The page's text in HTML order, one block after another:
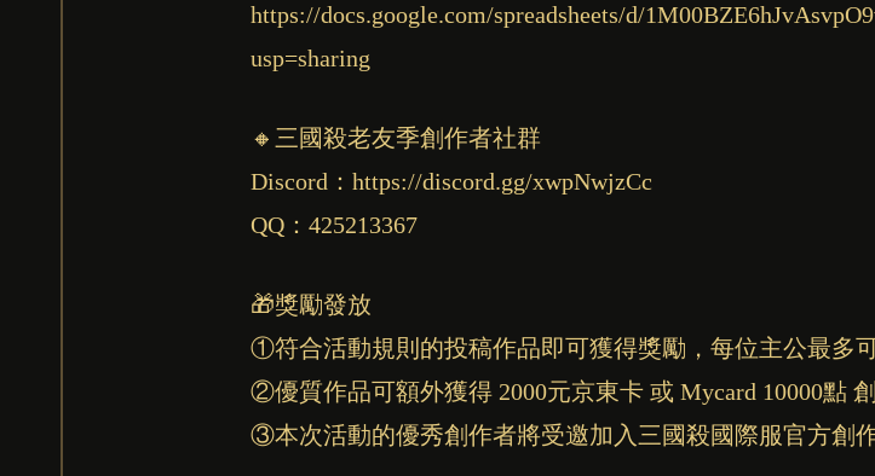
https://docs.google.com/spreadsheets/d/
usp=sharing
🔸三國殺老友季創作者社群
Discord：https://discord.gg/xwpNwjzCc
QQ：425213367
🎁獎勵發放
①符合活動規則的投稿作品即可獲得獎勵，每位主公最多
②優質作品可額外獲得 2000元京東卡 或 Mycard 10000點
③本次活動的優秀創作者將受邀加入三國殺國際服官方創作